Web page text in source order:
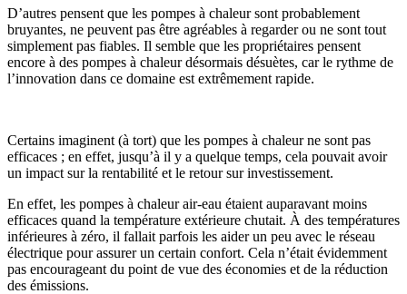
D’autres pensent que les pompes à chaleur sont probablement
bruyantes, ne peuvent pas être agréables à regarder ou ne sont tout
simplement pas fiables. Il semble que les propriétaires pensent
encore à des pompes à chaleur désormais désuètes, car le rythme de
l’innovation dans ce domaine est extrêmement rapide.
Certains imaginent (à tort) que les pompes à chaleur ne sont pas
efficaces ; en effet, jusqu’à il y a quelque temps, cela pouvait avoir
un impact sur la rentabilité et le retour sur investissement.
En effet, les pompes à chaleur air-eau étaient auparavant moins
efficaces quand la température extérieure chutait. À des températures
inférieures à zéro, il fallait parfois les aider un peu avec le réseau
électrique pour assurer un certain confort. Cela n’était évidemment
pas encourageant du point de vue des économies et de la réduction
des émissions.